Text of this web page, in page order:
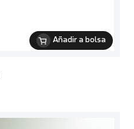
Añadir a bolsa